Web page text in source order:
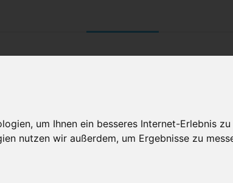
um Ihnen ein besseres Internet-Erlebnis
nutzen wir außerdem, um Ergebnisse zu